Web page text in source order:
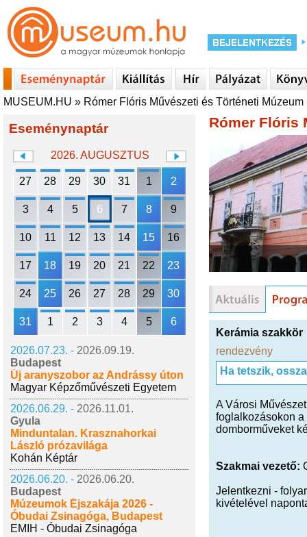
MUSEUM.HU » Rómer Flóris Művészeti és Történeti
Eseménynaptár
2026. AUGUSZTUS
27 28 29 30 31 1 2
3 4 5 6 7 8 9
10 11 12 13 14 15 16
17 18 19 20 21 22 23
24 25 26 27 28 29 30
31 1 2 3 4 5 6
2026.07.23. - 2026.09.19.
Budapest
Új aranyszobor az Andrássy úton
Magyar Képzőművészeti Egyetem
2026.06.29. - 2026.11.01.
Gyula
Minduntalan. Krasznahorkai
László prózavilága
Kohán Képtár
2026.06.20. - 2026.06.20.
Budapest
Múzeumok Éjszakája 2026 -
Óbudai Zsinagóga, Budapest
EMIH - Óbudai Zsinagóga
Rómer Flóris
Kerámia szakkör
rendezvény
Ha tetszik,
A Városi
foglalkozásokon a
domborműveket
Szakmai vezető:
Jelentkezni -
kivételével